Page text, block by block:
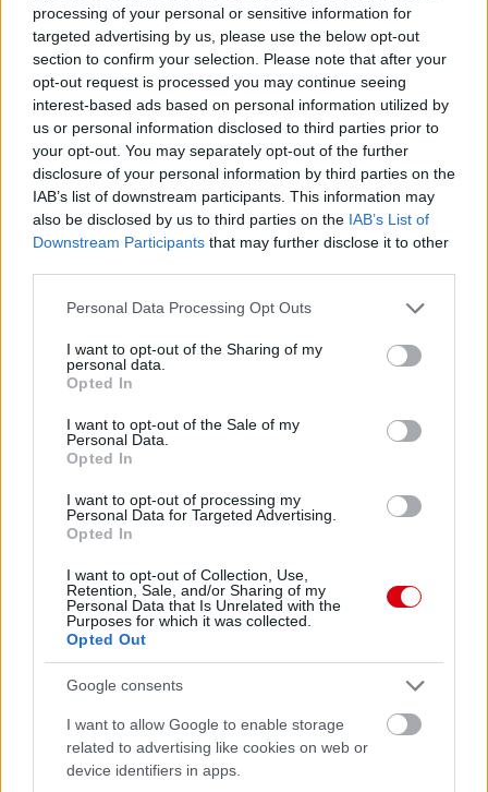
processing of your personal or sensitive information for
targeted advertising by us, please use the below opt-out
section to confirm your selection. Please note that after your
opt-out request is processed you may continue seeing
interest-based ads based on personal information utilized by
us or personal information disclosed to third parties prior to
your opt-out. You may separately opt-out of the further
disclosure of your personal information by third parties on the
IAB’s list of downstream participants. This information may
also be disclosed by us to third parties on the IAB’s List of
Downstream Participants that may further disclose it to other
Please note that this website/app uses one or more Google
not limited to your visit or usage behaviour. You may click to
grant or deny consent to Google and its third-party tags to
use your data for below specified purposes in below Google
consent section.
Personal Data Processing Opt Outs
I want to opt-out of the Sharing of my
personal data.
Opted In
I want to opt-out of the Sale of my
Personal Data.
Opted In
I want to opt-out of processing my
Personal Data for Targeted Advertising.
Opted In
I want to opt-out of Collection, Use,
Retention, Sale, and/or Sharing of my
Personal Data that Is Unrelated with the
Purposes for which it was collected.
Opted Out
Google consents
I want to allow Google to enable storage
related to advertising like cookies on web or
device identifiers in apps.
Meccs Center
Paris Saint-Germain
Manchester United
Nya Ullevi, Göteborg
2026-08-08 17:00
1 nap 23 óra 53 perc 27 másodperc
AC MilanvsManchester United 2026-08-15 18:00
ELŐZŐ MÉRKŐZÉSEK
Támogatás